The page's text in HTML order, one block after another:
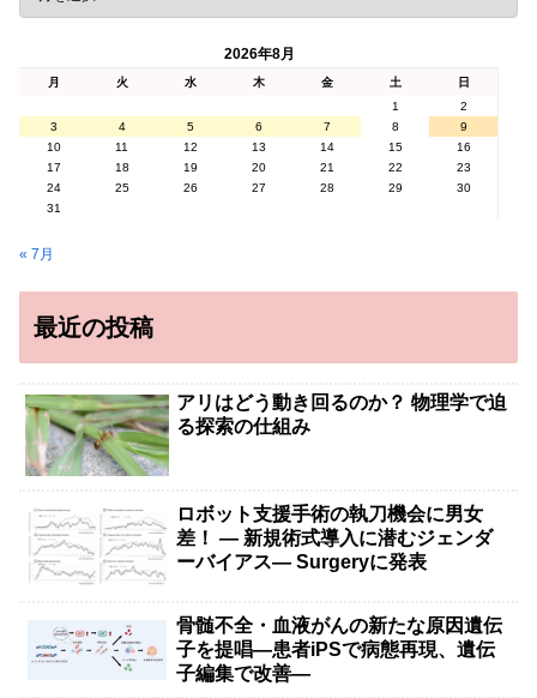
2026年8月
月 火 水 木 金 土
日
1
2
3
4 5 6 7 8
9
10
11 12 13 14 15
16
17
18 19 20 21 22
23
24
25 26 27 28 29
30
31
« 7月
最近の投稿
アリはどう動き回るのか？ 物理学で迫
る探索の仕組み
ロボット支援手術の執刀機会に男女
差！ — 新規術式導入に潜むジェンダ
ーバイアス— Surgeryに発表
骨髄不全・血液がんの新たな原因遺伝
子を提唱―患者iPSで病態再現、遺伝
子編集で改善―